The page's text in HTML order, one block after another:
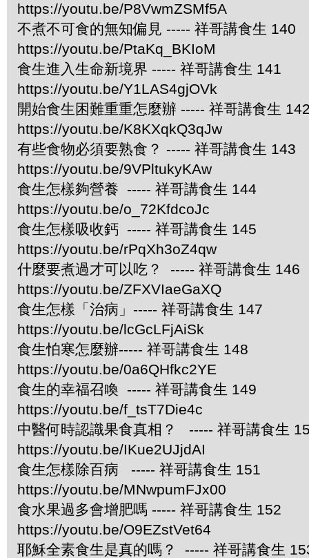
https://youtu.be/P8VwmZSMf5A
不煮不可食的無知偏見 ----- 祥哥講食生 140
https://youtu.be/PtaKq_BKIoM
食生進入生命新境界 ----- 祥哥講食生 141
https://youtu.be/Y1LAS4gjOVk
開始食生困難重重怎麼辦 ----- 祥哥講食生
https://youtu.be/K8KXqkQ3qJw
有些食物必須要熟食？ ----- 祥哥講食生 143
https://youtu.be/9VPltukyKAw
食生怎樣夠營養 ----- 祥哥講食生 144
https://youtu.be/o_72KfdcoJc
食生怎樣吸收鈣 ----- 祥哥講食生 145
https://youtu.be/rPqXh3oZ4qw
什麼要煮過才可以吃？ ----- 祥哥講食生 146
https://youtu.be/ZFXVIaeGaXQ
食生怎樣「治病」----- 祥哥講食生 147
https://youtu.be/lcGcLFjAiSk
食生怕寒怎麼辦----- 祥哥講食生 148
https://youtu.be/0a6QHfkc2YE
食生的幸福召喚 ----- 祥哥講食生 149
https://youtu.be/f_tsT7Die4c
中醫何時認識果食真相？ ----- 祥哥講食生
https://youtu.be/IKue2UJjdAI
食生怎樣除百病 ----- 祥哥講食生 151
https://youtu.be/MNwpumFJx00
食水果過多會增肥嗎 ----- 祥哥講食生 152
https://youtu.be/O9EZstVet64
耶穌全素食生是真的嗎？ ----- 祥哥講食生